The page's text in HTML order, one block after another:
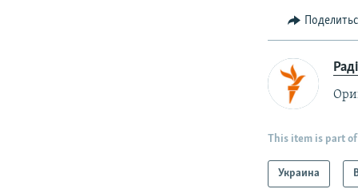
This item is part of
Украина